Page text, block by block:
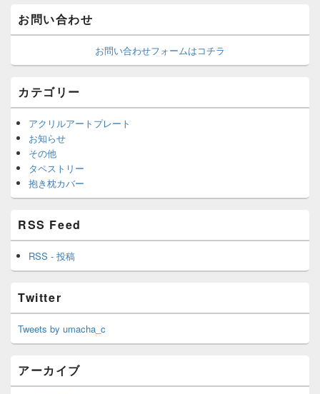
お問い合わせ
お問い合わせフォームはコチラ
カテゴリー
アクリルアートプレート
お知らせ
その他
タペストリー
抱き枕カバー
RSS Feed
RSS - 投稿
Twitter
Tweets by umacha_c
アーカイブ